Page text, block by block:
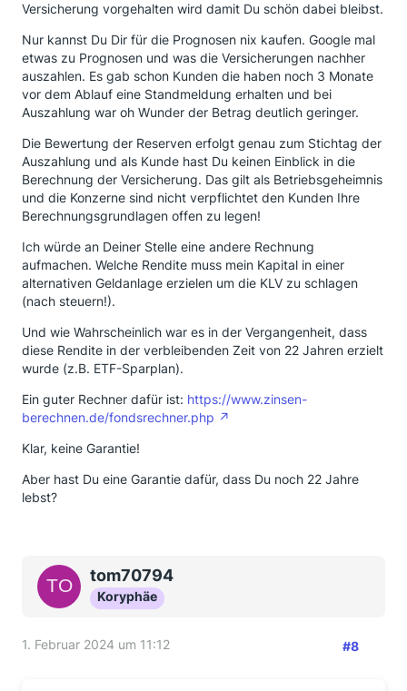
Versicherung vorgehalten wird damit Du schön dabei bleibst.
Nur kannst Du Dir für die Prognosen nix kaufen. Google mal
etwas zu Prognosen und was die Versicherungen nachher
auszahlen. Es gab schon Kunden die haben noch 3 Monate
vor dem Ablauf eine Standmeldung erhalten und bei
Auszahlung war oh Wunder der Betrag deutlich geringer.
Die Bewertung der Reserven erfolgt genau zum Stichtag der
Auszahlung und als Kunde hast Du keinen Einblick in die
Berechnung der Versicherung. Das gilt als Betriebsgeheimnis
und die Konzerne sind nicht verpflichtet den Kunden Ihre
Berechnungsgrundlagen offen zu legen!
Ich würde an Deiner Stelle eine andere Rechnung
aufmachen. Welche Rendite muss mein Kapital in einer
alternativen Geldanlage erzielen um die KLV zu schlagen
(nach steuern!).
Und wie Wahrscheinlich war es in der Vergangenheit, dass
diese Rendite in der verbleibenden Zeit von 22 Jahren erzielt
wurde (z.B. ETF-Sparplan).
Ein guter Rechner dafür ist: https://www.zinsen-
berechnen.de/fondsrechner.php
Klar, keine Garantie!
Aber hast Du eine Garantie dafür, dass Du noch 22 Jahre
lebst?
tom70794
Koryphäe
1. Februar 2024 um 11:12 #8